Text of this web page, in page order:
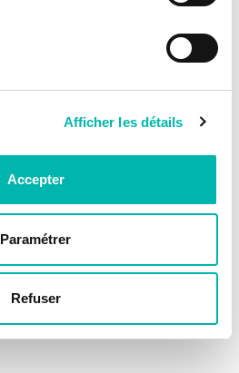
Afficher les détails
Accepter
Paramétrer
Refuser